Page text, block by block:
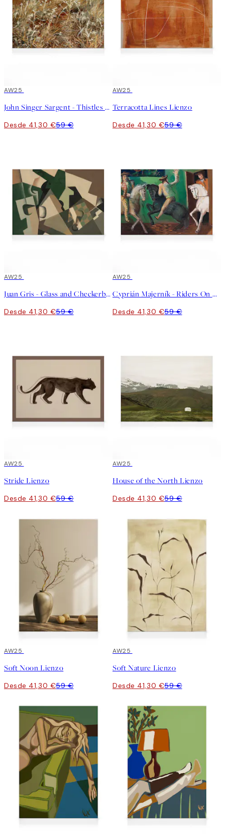
30%*
AW25
John Singer Sargent - Thistles Lienzo
Desde 41,30 €59 €
30%*
AW25
Terracotta Lines Lienzo
Desde 41,30 €59 €
30%*
AW25
Juan Gris - Glass and Checkerboard Lienzo
Desde 41,30 €59 €
30%*
AW25
Cyprián Majerník - Riders On Horses Lienzo
Desde 41,30 €59 €
30%*
AW25
Stride Lienzo
Desde 41,30 €59 €
30%*
AW25
House of the North Lienzo
Desde 41,30 €59 €
30%*
AW25
Soft Noon Lienzo
Desde 41,30 €59 €
30%*
AW25
Soft Nature Lienzo
Desde 41,30 €59 €